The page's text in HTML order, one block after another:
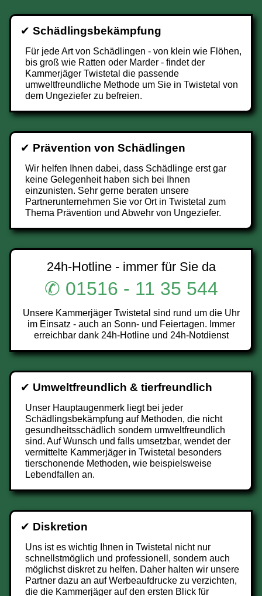
✔ Schädlingsbekämpfung
Für jede Art von Schädlingen - von klein wie Flöhen,
bis groß wie Ratten oder Marder - findet der
Kammerjäger Twistetal die passende
umweltfreundliche Methode um Sie in Twistetal von
dem Ungeziefer zu befreien.
✔ Prävention von Schädlingen
Wir helfen Ihnen dabei, dass Schädlinge erst gar
keine Gelegenheit haben sich bei Ihnen
einzunisten. Sehr gerne beraten unsere
Partnerunternehmen Sie vor Ort in Twistetal zum
Thema Prävention und Abwehr von Ungeziefer.
24h-Hotline - immer für Sie da
✆ 01516 - 11 35 544
Unsere Kammerjäger Twistetal sind rund um die Uhr
im Einsatz - auch an Sonn- und Feiertagen. Immer
erreichbar dank 24h-Hotline und 24h-Notdienst
✔ Umweltfreundlich & tierfreundlich
Unser Hauptaugenmerk liegt bei jeder
Schädlingsbekämpfung auf Methoden, die nicht
gesundheitsschädlich sondern umweltfreundlich
sind. Auf Wunsch und falls umsetzbar, wendet der
vermittelte Kammerjäger in Twistetal besonders
tierschonende Methoden, wie beispielsweise
Lebendfallen an.
✔ Diskretion
Uns ist es wichtig Ihnen in Twistetal nicht nur
schnellstmöglich und professionell, sondern auch
möglichst diskret zu helfen. Daher halten wir unsere
Partner dazu an auf Werbeaufdrucke zu verzichten,
die die Kammerjäger auf den ersten Blick für